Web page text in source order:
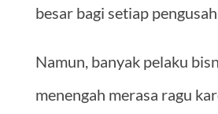
besar bagi setiap
Namun, banyak pelaku
menengah merasa ragu